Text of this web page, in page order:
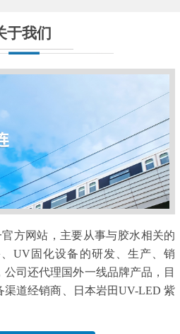
于我们
方网站，主要从事与胶水相关的
UV固化设备的研发、生产、销
司还代理国外一线品牌产品，目
渠道经销商、日本岩田UV-LED 紫